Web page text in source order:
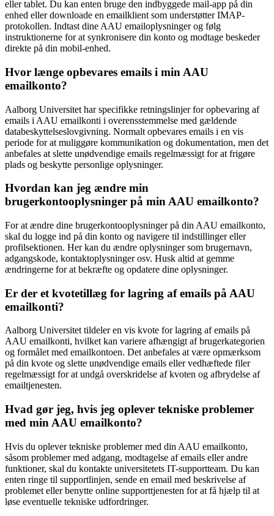
eller tablet. Du kan enten bruge den indbyggede mail-app på din
enhed eller downloade en emailklient som understøtter IMAP-
protokollen. Indtast dine AAU emailoplysninger og følg
instruktionerne for at synkronisere din konto og modtage beskeder
direkte på din mobil-enhed.
Hvor længe opbevares emails i min AAU
emailkonto?
Aalborg Universitet har specifikke retningslinjer for opbevaring af
emails i AAU emailkonti i overensstemmelse med gældende
databeskyttelseslovgivning. Normalt opbevares emails i en vis
periode for at muliggøre kommunikation og dokumentation, men det
anbefales at slette unødvendige emails regelmæssigt for at frigøre
plads og beskytte personlige oplysninger.
Hvordan kan jeg ændre min
brugerkontooplysninger på min AAU emailkonto?
For at ændre dine brugerkontooplysninger på din AAU emailkonto,
skal du logge ind på din konto og navigere til indstillinger eller
profilsektionen. Her kan du ændre oplysninger som brugernavn,
adgangskode, kontaktoplysninger osv. Husk altid at gemme
ændringerne for at bekræfte og opdatere dine oplysninger.
Er der et kvotetillæg for lagring af emails på AAU
emailkonti?
Aalborg Universitet tildeler en vis kvote for lagring af emails på
AAU emailkonti, hvilket kan variere afhængigt af brugerkategorien
og formålet med emailkontoen. Det anbefales at være opmærksom
på din kvote og slette unødvendige emails eller vedhæftede filer
regelmæssigt for at undgå overskridelse af kvoten og afbrydelse af
emailtjenesten.
Hvad gør jeg, hvis jeg oplever tekniske problemer
med min AAU emailkonto?
Hvis du oplever tekniske problemer med din AAU emailkonto,
såsom problemer med adgang, modtagelse af emails eller andre
funktioner, skal du kontakte universitetets IT-supportteam. Du kan
enten ringe til supportlinjen, sende en email med beskrivelse af
problemet eller benytte online supporttjenesten for at få hjælp til at
løse eventuelle tekniske udfordringer.